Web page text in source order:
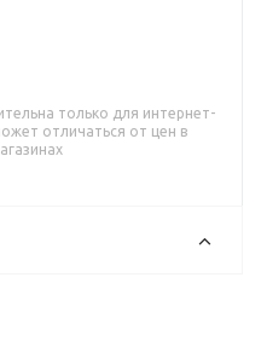
только для интернет-
отличаться от цен в